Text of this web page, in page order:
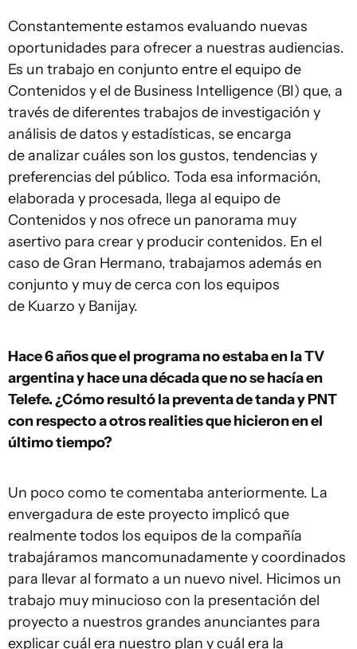
Constantemente estamos evaluando nuevas
oportunidades para ofrecer a nuestras audiencias.
Es un trabajo en conjunto entre el equipo de
Contenidos y el de Business Intelligence (BI) que, a
través de diferentes trabajos de investigación y
análisis de datos y estadísticas, se encarga
de analizar cuáles son los gustos, tendencias y
preferencias del público. Toda esa información,
elaborada y procesada, llega al equipo de
Contenidos y nos ofrece un panorama muy
asertivo para crear y producir contenidos. En el
caso de Gran Hermano, trabajamos además en
conjunto y muy de cerca con los equipos
de Kuarzo y Banijay.
Hace 6 años que el programa no estaba en la TV
argentina y hace una década que no se hacía en
Telefe. ¿Cómo resultó la preventa de tanda y PNT
con respecto a otros realities que hicieron en el
último tiempo?
Un poco como te comentaba anteriormente. La
envergadura de este proyecto implicó que
realmente todos los equipos de la compañía
trabajáramos mancomunadamente y coordinados
para llevar al formato a un nuevo nivel. Hicimos un
trabajo muy minucioso con la presentación del
proyecto a nuestros grandes anunciantes para
explicar cuál era nuestro plan y cuál era la